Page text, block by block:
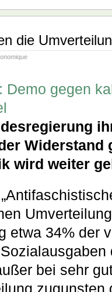
die
gegen
Widerstand
wird weiter
etwa 34% der
bei sehr
zugunsten